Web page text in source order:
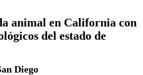
animal en California con
del estado de
Diego